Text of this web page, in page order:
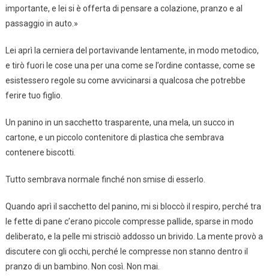
importante, e lei si è offerta di pensare a colazione, pranzo e al
passaggio in auto.»
Lei aprì la cerniera del portavivande lentamente, in modo metodico,
e tirò fuori le cose una per una come se l’ordine contasse, come se
esistessero regole su come avvicinarsi a qualcosa che potrebbe
ferire tuo figlio.
Un panino in un sacchetto trasparente, una mela, un succo in
cartone, e un piccolo contenitore di plastica che sembrava
contenere biscotti.
Tutto sembrava normale finché non smise di esserlo.
Quando aprì il sacchetto del panino, mi si bloccò il respiro, perché tra
le fette di pane c’erano piccole compresse pallide, sparse in modo
deliberato, e la pelle mi strisciò addosso un brivido. La mente provò a
discutere con gli occhi, perché le compresse non stanno dentro il
pranzo di un bambino. Non così. Non mai.